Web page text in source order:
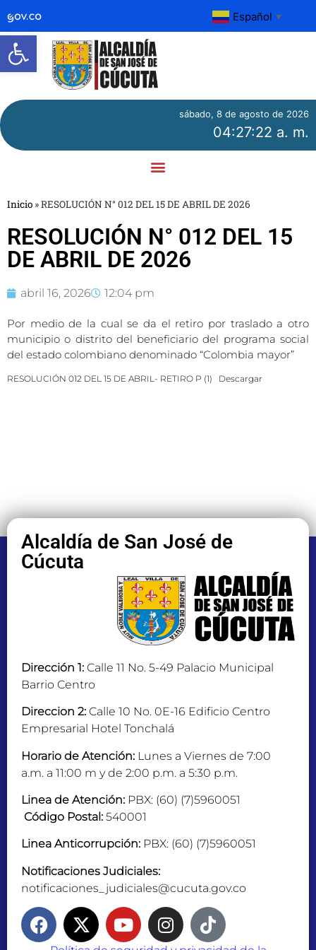
Abrir barra de herramientas
Español ▼
sábado, 8 de agosto de 2026
04:27:22 a. m.
Inicio »RESOLUCIÓN N° 012 DEL 15 DE ABRIL DE 2026
RESOLUCIÓN N° 012 DEL 15
DE ABRIL DE 2026
abril 16, 2026 12:04 pm
Por medio de la cual se da el retiro por traslado a otro
municipio o distrito del beneficiario del programa social
del estado colombiano denominado “Colombia mayor”
RESOLUCIÓN 012 DEL 15 DE ABRIL- RETIRO P (1) Descargar
Alcaldía de San José de
Cúcuta
Dirección 1: Calle 11 No. 5-49 Palacio Municipal
Barrio Centro
Direccion 2: Calle 10 No. 0E-16 Edificio Centro
Empresarial Hotel Tonchalá
Horario de Atención: Lunes a Viernes de 7:00
a.m. a 11:00 m y de 2:00 p.m. a 5:30 p.m.
Linea de Atención: PBX: (60) (7)5960051
Código Postal: 540001
Linea Anticorrupción: PBX: (60) (7)5960051
Notificaciones Judiciales:
notificaciones_judiciales@cucuta.gov.co